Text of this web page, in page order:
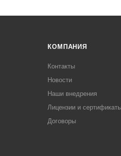
КОМПАНИЯ
Контакты
Новости
Наши внедрения
Лицензии и
Договоры